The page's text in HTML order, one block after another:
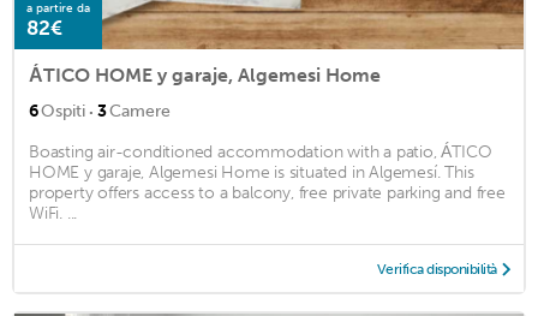
a partire da
82€
ÁTICO HOME y garaje, Algemesi Home
6Ospiti · 3Camere
Boasting air-conditioned accommodation with a patio, ÁTICO
HOME y garaje, Algemesi Home is situated in Algemesí. This
property offers access to a balcony, free private parking and free
WiFi. ...
Verifica disponibilità